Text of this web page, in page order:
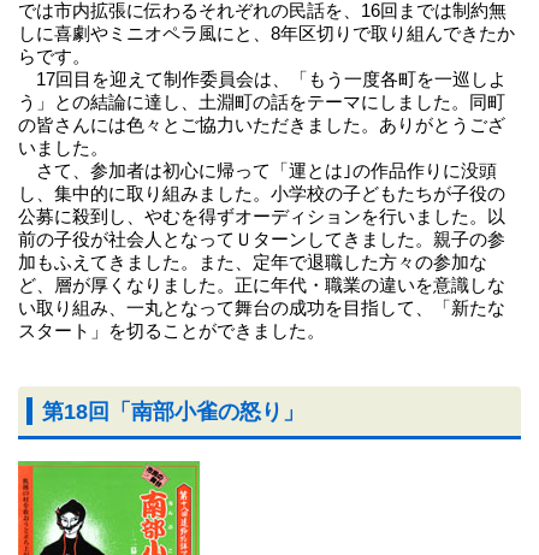
では市内拡張に伝わるそれぞれの民話を、16回までは制約無
しに喜劇やミニオペラ風にと、8年区切りで取り組んできたか
らです。
17回目を迎えて制作委員会は、「もう一度各町を一巡しよ
う」との結論に達し、土淵町の話をテーマにしました。同町
の皆さんには色々とご協力いただきました。ありがとうござ
いました。
さて、参加者は初心に帰って「運とは｣の作品作りに没頭
し、集中的に取り組みました。小学校の子どもたちが子役の
公募に殺到し、やむを得ずオーディションを行いました。以
前の子役が社会人となってＵターンしてきました。親子の参
加もふえてきました。また、定年で退職した方々の参加な
ど、層が厚くなりました。正に年代・職業の違いを意識しな
い取り組み、一丸となって舞台の成功を目指して、「新たな
スタート」を切ることができました。
第18回「南部小雀の怒り」